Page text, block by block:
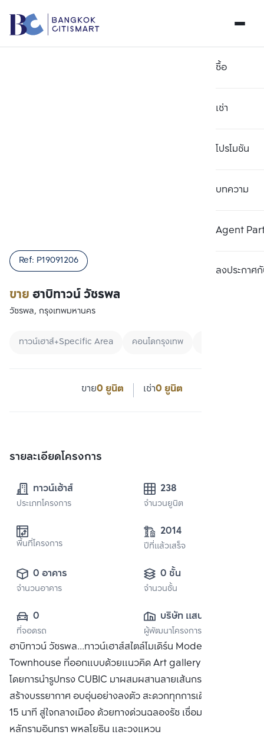
ซื้อ
เช่า
โปรโมชัน
บทความ
Agent
ลงประกาศกั
ขายฮาบิทาวน์ วัชรพล
Ref: P19091206
วัชรพล, กรุงเทพมหานคร
ทาวน์เฮาส์+Specific Area คอนโดกรุงเทพ
ขาย0 ยูนิต เช่า0 ยูนิต
รายละเอียดโครงการ
ทาวน์เฮ้าส์
ประเภทโครงการ
238
จำนวนยูนิต
พื้นที่โครงการ
2014
ปีที่แล้วเสร็จ
0 อาคาร
จำนวนอาคาร
0 ชั้น
จำนวนชั้น
0
ที่จอดรถ
บริษัท แสนสิริ
จำกัด (มหาชน)
ผู้พัฒนาโครงการ
ฮาบิทาวน์ วัชรพล...ทาวน์เฮาส์สไตล์โมเดิร์น Modern
Townhouse ที่ออกแบบด้วยแนวคิด Art gallery residence
โดยการนำรูปทรง CUBIC มาผสมผสานลายเส้นกราฟิกให้เกิดมิติ
สร้างบรรยากาศ อบอุ่นอย่างลงตัว สะดวกทุกการเดินทาง เพียง
15 นาที สู่ใจกลางเมือง ด้วยทางด่วนฉลองรัช เชื่อมต่อสู่ถนนสาย
หลักรามอินทรา พหลโยธิน และวงแหวน